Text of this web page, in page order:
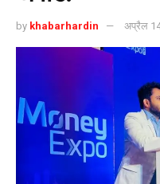
by khabarhardin अप्रैल